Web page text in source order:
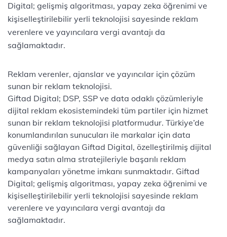
Digital; gelişmiş algoritması, yapay zeka öğrenimi ve
kişiselleştirilebilir yerli teknolojisi sayesinde reklam
verenlere ve yayıncılara vergi avantajı da
sağlamaktadır.
Reklam verenler, ajanslar ve yayıncılar için çözüm
sunan bir reklam teknolojisi.
Giftad Digital; DSP, SSP ve data odaklı çözümleriyle
dijital reklam ekosistemindeki tüm partiler için hizmet
sunan bir reklam teknolojisi platformudur. Türkiye’de
konumlandırılan sunucuları ile markalar için data
güvenliği sağlayan Giftad Digital, özelleştirilmiş dijital
medya satın alma stratejileriyle başarılı reklam
kampanyaları yönetme imkanı sunmaktadır. Giftad
Digital; gelişmiş algoritması, yapay zeka öğrenimi ve
kişiselleştirilebilir yerli teknolojisi sayesinde reklam
verenlere ve yayıncılara vergi avantajı da
sağlamaktadır.